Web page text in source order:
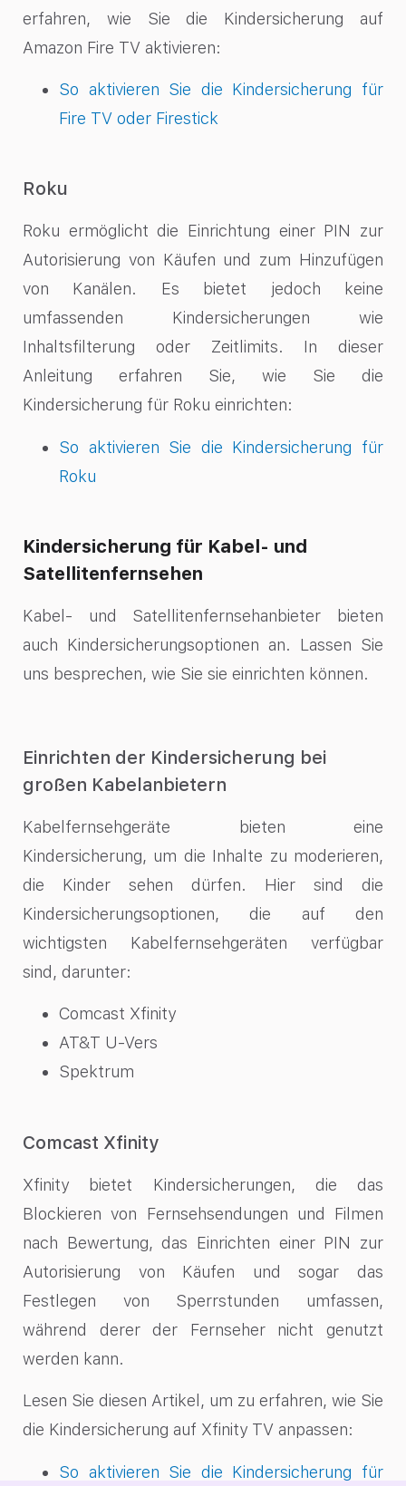
erfahren, wie Sie die Kindersicherung auf
Amazon Fire TV aktivieren:
So aktivieren Sie die Kindersicherung für
Fire TV oder Firestick
Roku
Roku ermöglicht die Einrichtung einer PIN zur
Autorisierung von Käufen und zum Hinzufügen
von Kanälen. Es bietet jedoch keine
umfassenden Kindersicherungen wie
Inhaltsfilterung oder Zeitlimits. In dieser
Anleitung erfahren Sie, wie Sie die
Kindersicherung für Roku einrichten:
So aktivieren Sie die Kindersicherung für
Roku
Kindersicherung für Kabel- und
Satellitenfernsehen
Kabel- und Satellitenfernsehanbieter bieten
auch Kindersicherungsoptionen an. Lassen Sie
uns besprechen, wie Sie sie einrichten können.
Einrichten der Kindersicherung bei
großen Kabelanbietern
Kabelfernsehgeräte bieten eine
Kindersicherung, um die Inhalte zu moderieren,
die Kinder sehen dürfen. Hier sind die
Kindersicherungsoptionen, die auf den
wichtigsten Kabelfernsehgeräten verfügbar
sind, darunter:
Comcast Xfinity
AT&T U-Vers
Spektrum
Comcast Xfinity
Xfinity bietet Kindersicherungen, die das
Blockieren von Fernsehsendungen und Filmen
nach Bewertung, das Einrichten einer PIN zur
Autorisierung von Käufen und sogar das
Festlegen von Sperrstunden umfassen,
während derer der Fernseher nicht genutzt
werden kann.
Lesen Sie diesen Artikel, um zu erfahren, wie Sie
die Kindersicherung auf Xfinity TV anpassen:
So aktivieren Sie die Kindersicherung für